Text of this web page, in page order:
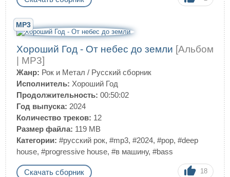
MP3
Хороший Год - От небес до земли [Альбом
| MP3]
Жанр: Рок и Метал / Русский сборник
Исполнитель: Хороший Год
Продолжительность: 00:50:02
Год выпуска: 2024
Количество треков: 12
Размер файла: 119 MB
Категории: #русский рок, #mp3, #2024, #pop, #deep
house, #progressive house, #в машину, #bass
Скачать сборник 18